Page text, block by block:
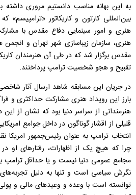
به این بهانه مناسب دانستیم مروری داشته
بین‌المللی کارتون و کاریکاتور «ترامپیسم»
هنری و امور سینمایی دفاع مقدس با
هنری، سازمان زیباسازی شهر تهران و
مقدس برگزار شد که در طی آن هنرمندان
تقبیح و هجو شخصیت ترامپ پرداختند.
در جریان این مسابقه شاهد ارسال آثار
بارز این رویداد هنری مشارکت حداکثری و
هنرمندانی از سراسر دنیا بود که نشان از
قلیلی از اقشار گوناگون در داخل جوامع
انتخاب ترامپ به عنوان رئیس‌جمهور امریکا
چرا که هیچ یک از اظهارات، رفتارهای
مجامع عمومی دنیا نیست و یا حداقل ترامپ
نگرش سیاسی است و تنها به دلیل
توانسته است با وعده و وعیدهای مالی و